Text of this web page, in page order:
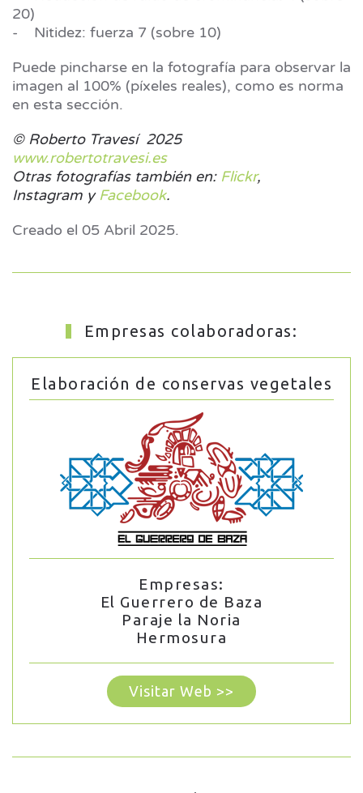
20)
- Nitidez: fuerza 7 (sobre 10)
Puede pincharse en la fotografía para observar la
imagen al 100% (píxeles reales), como es norma
en esta sección.
© Roberto Travesí 2025
www.robertotravesi.es
Otras fotografías también en: Flickr,
Instagram y Facebook.
Creado el 05 Abril 2025.
Empresas colaboradoras:
Elaboración de conservas vegetales
Empresas:
El Guerrero de Baza
Paraje la Noria
Hermosura
Visitar Web >>